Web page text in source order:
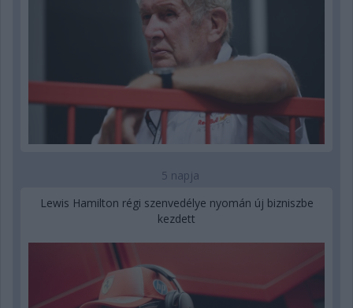
5 napja
Lewis Hamilton régi szenvedélye nyomán új bizniszbe
kezdett